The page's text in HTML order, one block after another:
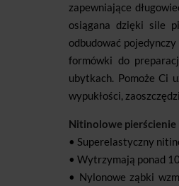
zapewniające
osiągana dzięki sile
odbudować
formówki do
ubytkach. Pomoże Ci
wypukłości,
Nitinolowe pierścienie
• Superelastyczny
• Wytrzymają ponad
• Nylonowe ząbki